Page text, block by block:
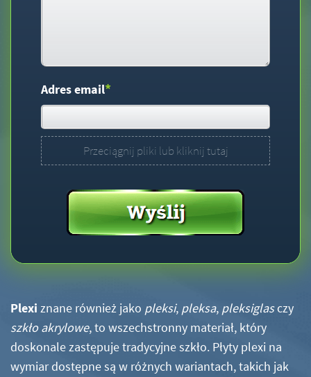
Adres email*
Przeciągnij pliki lub kliknij tutaj
Plexi znane również jako pleksi, pleksa, pleksiglasczy
szkło akrylowe, to wszechstronny materiał, który
doskonale zastępuje tradycyjne szkło. Płyty plexi na
wymiar dostępne są w różnych wariantach, takich jak